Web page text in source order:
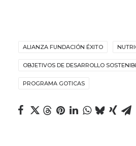
ALIANZA FUNDACIÓN ÉXITO
OBJETIVOS DE DESARROLLO
PROGRAMA GOTICAS